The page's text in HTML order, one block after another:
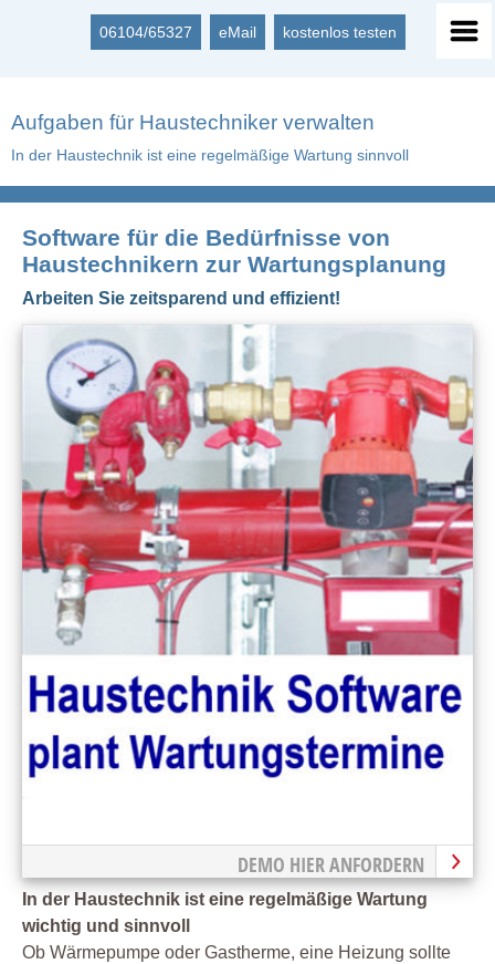
06104/65327 eMail kostenlos testen
Aufgaben für Haustechniker verwalten
In der Haustechnik ist eine regelmäßige Wartung sinnvoll
Software für die Bedürfnisse von
Haustechnikern zur Wartungsplanung
Arbeiten Sie zeitsparend und effizient!
DEMO HIER ANFORDERN
In der Haustechnik ist eine regelmäßige Wartung
wichtig und sinnvoll
Ob Wärmepumpe oder Gastherme, eine Heizung sollte